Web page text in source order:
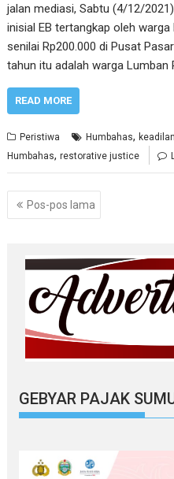
jalan mediasi, Sabtu (4/12/
inisial EB tertangkap oleh
senilai Rp200.000 di Pusat
tahun itu adalah warga Lumban
READ MORE
Peristiwa Humbahas,
Humbahas,restorative justice
Navigasi
pos
Pos-pos lama
GEBYAR PAJAK